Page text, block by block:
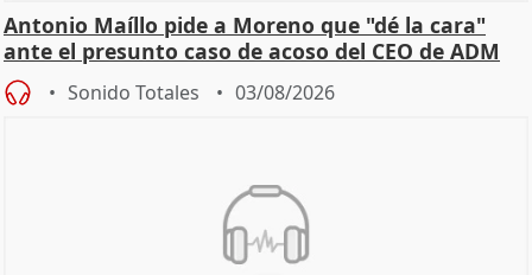
Antonio Maíllo pide a Moreno que "dé la cara"
ante el presunto caso de acoso del CEO de ADM
Sonido Totales 03/08/2026